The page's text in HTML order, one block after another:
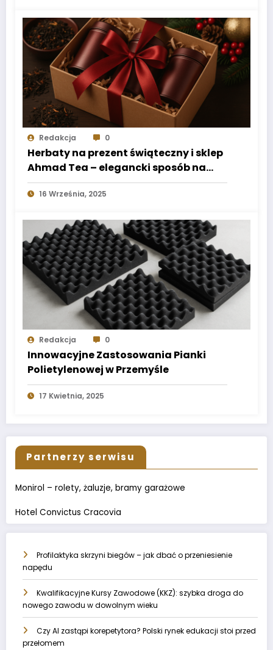
Redakcja 0
Herbaty na prezent świąteczny i sklep
Ahmad Tea – elegancki sposób na
aromatyczny podarunek
16 Września, 2025
Redakcja 0
Innowacyjne Zastosowania Pianki
Polietylenowej w Przemyśle
17 Kwietnia, 2025
Partnerzy serwisu
Monirol – rolety, żaluzje, bramy garażowe
Hotel Convictus Cracovia
Profilaktyka skrzyni biegów – jak dbać o przeniesienie
napędu
Kwalifikacyjne Kursy Zawodowe (KKZ): szybka droga do
nowego zawodu w dowolnym wieku
Czy AI zastąpi korepetytora? Polski rynek edukacji stoi przed
przełomem